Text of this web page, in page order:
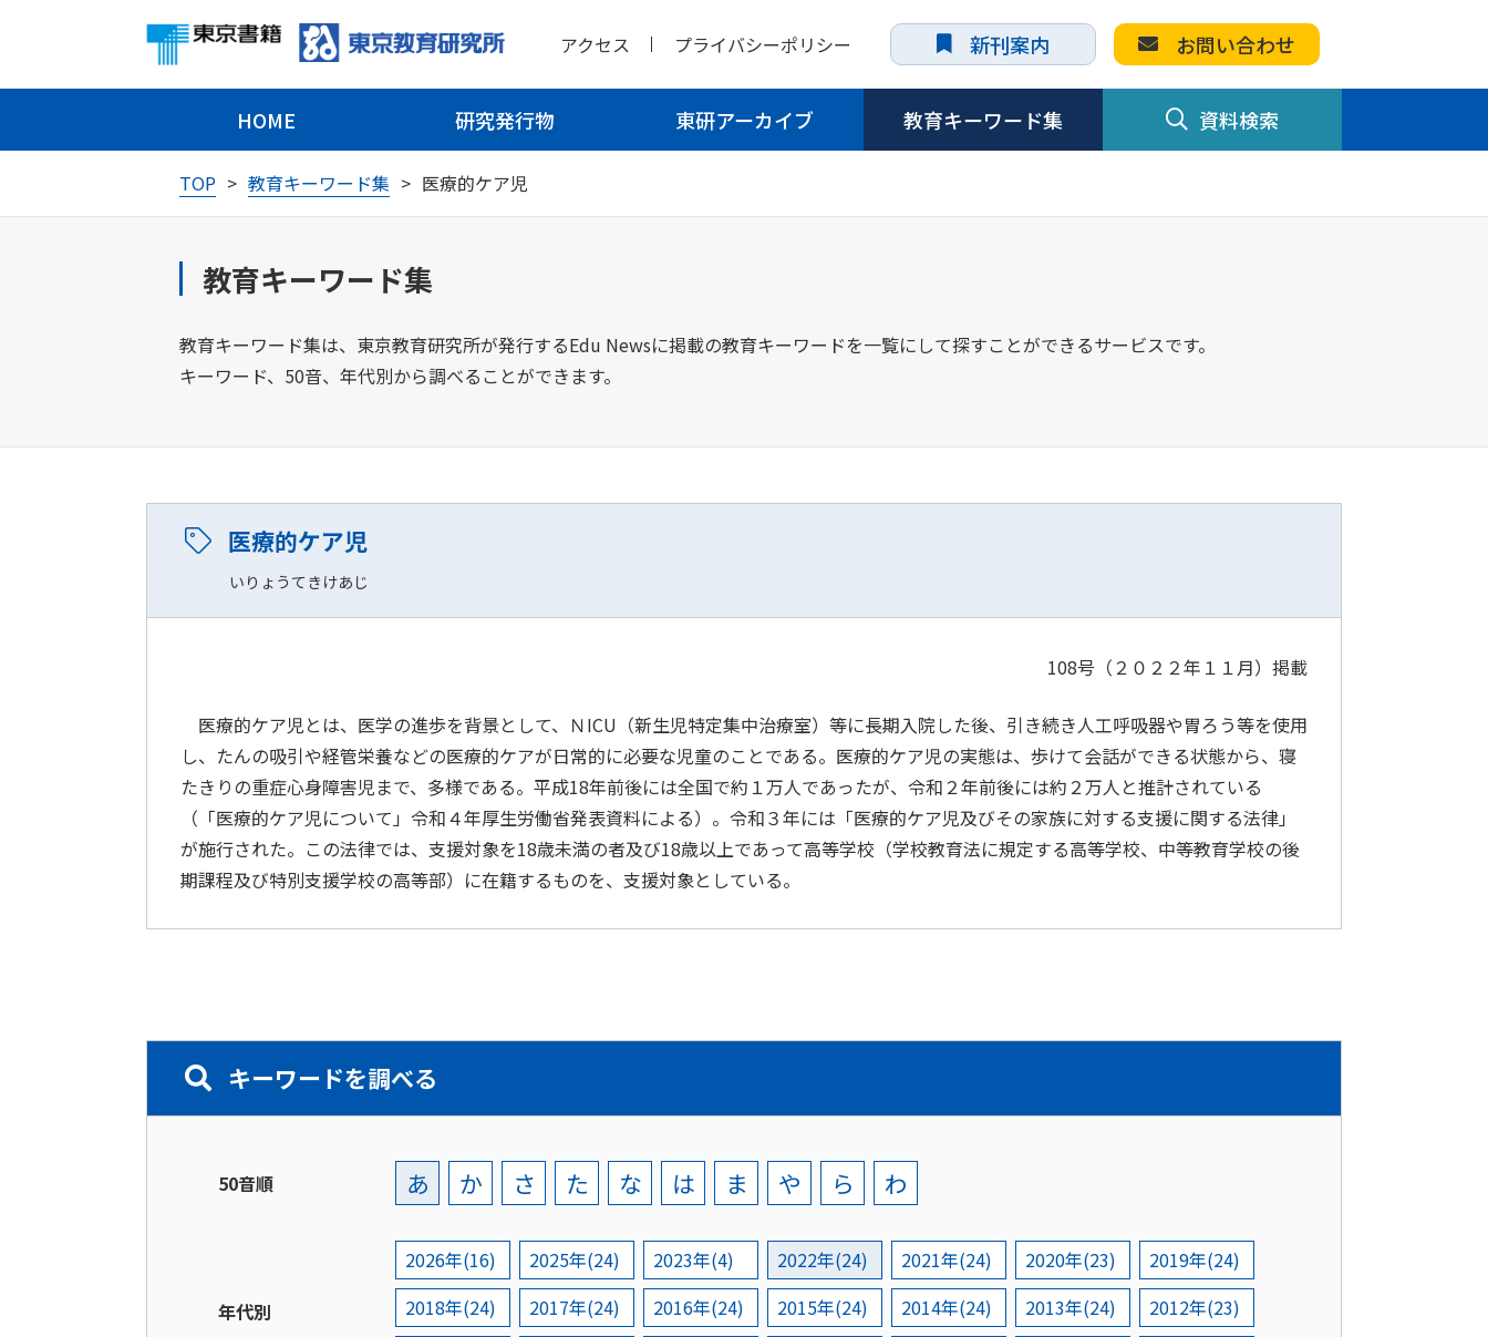
アクセス プライバシーポリシー 新刊案内 お問い合わせ
HOME 研究発行物 東研アーカイブ 教育キーワード集 資料検索
TOP 教育キーワード集 医療的ケア児
教育キーワード集
教育キーワード集は、東京教育研究所が発行するEdu Newsに掲載の教育キーワードを一覧にして探すことができるサービスです。
キーワード、50音、年代別から調べることができます。
医療的ケア児
いりょうてきけあじ
108号（２０２２年１１月） 掲載
医療的ケア児とは、医学の進歩を背景として、ＮICU（新生児特定集中治療室）等に長期入院した後、引き続き人工呼吸器や胃ろう等を使用
し、たんの吸引や経管栄養などの医療的ケアが日常的に必要な児童のことである。医療的ケア児の実態は、歩けて会話ができる状態から、寝
たきりの重症心身障害児まで、多様である。平成18年前後には全国で約１万人であったが、令和２年前後には約２万人と推計されている
（「医療的ケア児について」令和４年厚生労働省発表資料による）。令和３年には「医療的ケア児及びその家族に対する支援に関する法律」
が施行された。この法律では、支援対象を18歳未満の者及び18歳以上であって高等学校（学校教育法に規定する高等学校、中等教育学校の後
期課程及び特別支援学校の高等部）に在籍するものを、支援対象としている。
キーワードを調べる
50音順 あ か さ た な は ま や ら わ
年代別
2026年(16) 2025年(24) 2023年(4) 2022年(24) 2021年(24) 2020年(23)
2019年(24)
2018年(24)
2017年(24) 2016年(24) 2015年(24) 2014年(24) 2013年(24)
2012年(23)